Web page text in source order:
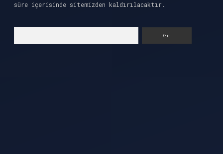
süre içerisinde sitemizden kaldırılacaktır.